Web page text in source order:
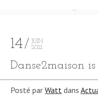
14
JUIN
2021
Danse2maison
Posté parWatt dans